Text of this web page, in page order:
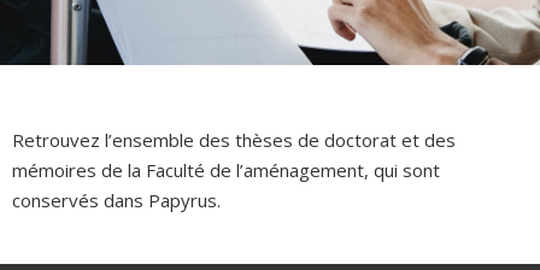
Retrouvez l’ensemble des thèses de doctorat et des
mémoires de la Faculté de l’aménagement, qui sont
conservés dans Papyrus.